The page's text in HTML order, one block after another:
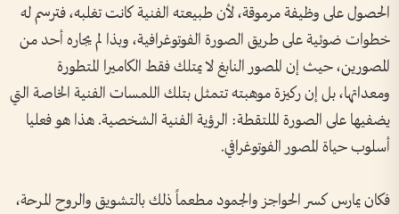
الحصول على وظيفة مرموقة، لأن طبيعته الفنية كانت تغلبه، فترسم له
خطوات ضوئية على طريق الصورة الفوتوغرافية، وبذا لم يجاره أحد من
المصورين، حيث إن المصور النابغ لا يمتلك فقط الكاميرا المتطورة
ومعداتها، بل إن ركيزة موهبته تتمثل بتلك اللمسات الفنية الخاصة التي
يضفيها على الصورة الملتقطة: الرؤية الفنية الشخصية. هذا هو فعليا
أسلوب حياة المصور الفوتوغرافي.
فكان يمارس كسر الحواجز والجمود مطعماً ذلك بالتشويق والروح المرحة،